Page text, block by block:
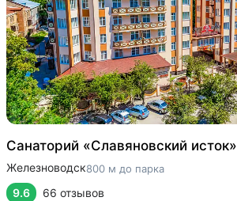
Санаторий «Славяновский исток»
Железноводск800 м до парка
9.6 66 отзывов